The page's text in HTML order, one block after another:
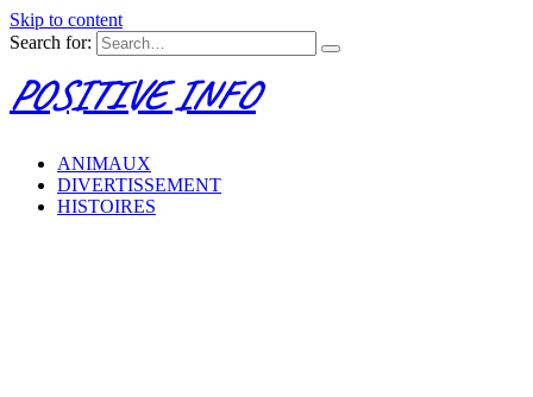
Skip to content
Search for:
POSITIVE INFO
ANIMAUX
DIVERTISSEMENT
HISTOIRES